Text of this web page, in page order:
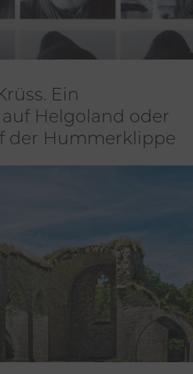
Ein
Helgoland oder
der Hummerklippe